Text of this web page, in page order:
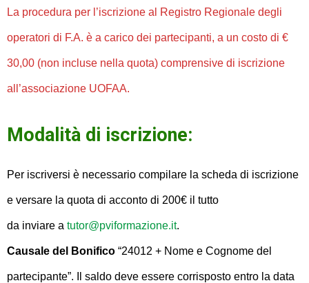
La procedura per l’iscrizione al Registro Regionale degli
operatori di F.A. è a carico dei partecipanti, a un costo di €
30,00 (non incluse nella quota) comprensive di iscrizione
all’associazione UOFAA.
Modalità di iscrizione:
Per iscriversi è necessario compilare la scheda di iscrizione
e versare la quota di acconto di 200€ il tutto
da inviare a tutor@pviformazione.it.
Causale del Bonifico “24012 + Nome e Cognome del
partecipante”. Il saldo deve essere corrisposto entro la data